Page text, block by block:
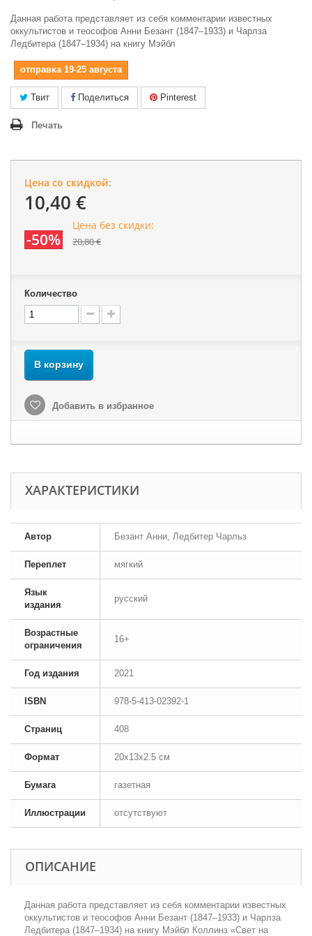
Данная работа представляет из себя комментарии известных
оккультистов и теософов Анни Безант (1847–1933) и Чарлза
Ледбитера (1847–1934) на книгу Мэйбл
отправка 19-25 августа
Твит Поделиться Pinterest
Печать
Цена со скидкой:
10,40 €
-50%
Цена без скидки:
20,80 €
Количество
В корзину
Добавить в избранное
ХАРАКТЕРИСТИКИ
Автор Безант Анни, Ледбитер Чарльз
Переплет мягкий
Язык
издания
русский
Возрастные
ограничения
16+
Год издания 2021
ISBN 978-5-413-02392-1
Страниц 408
Формат 20x13x2.5 см
Бумага газетная
Иллюстрации отсутствуют
ОПИСАНИЕ
Данная работа представляет из себя комментарии известных
оккультистов и теософов Анни Безант (1847–1933) и Чарлза
Ледбитера (1847–1934) на книгу Мэйбл Коллинз «Свет на